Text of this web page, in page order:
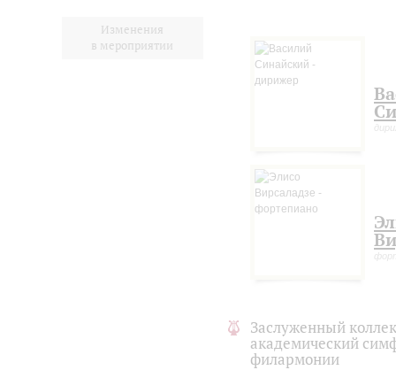
Изменения
в мероприятии
Первая «Классическая»
прошлого века, и тем, кто
Прокофьеву репутацию
Композитор создал
с узнаваемыми моделями
остроумие и изящество, на
игры. Сочинение,
его обширном наследии.
Заслуженный
академический
филармонии